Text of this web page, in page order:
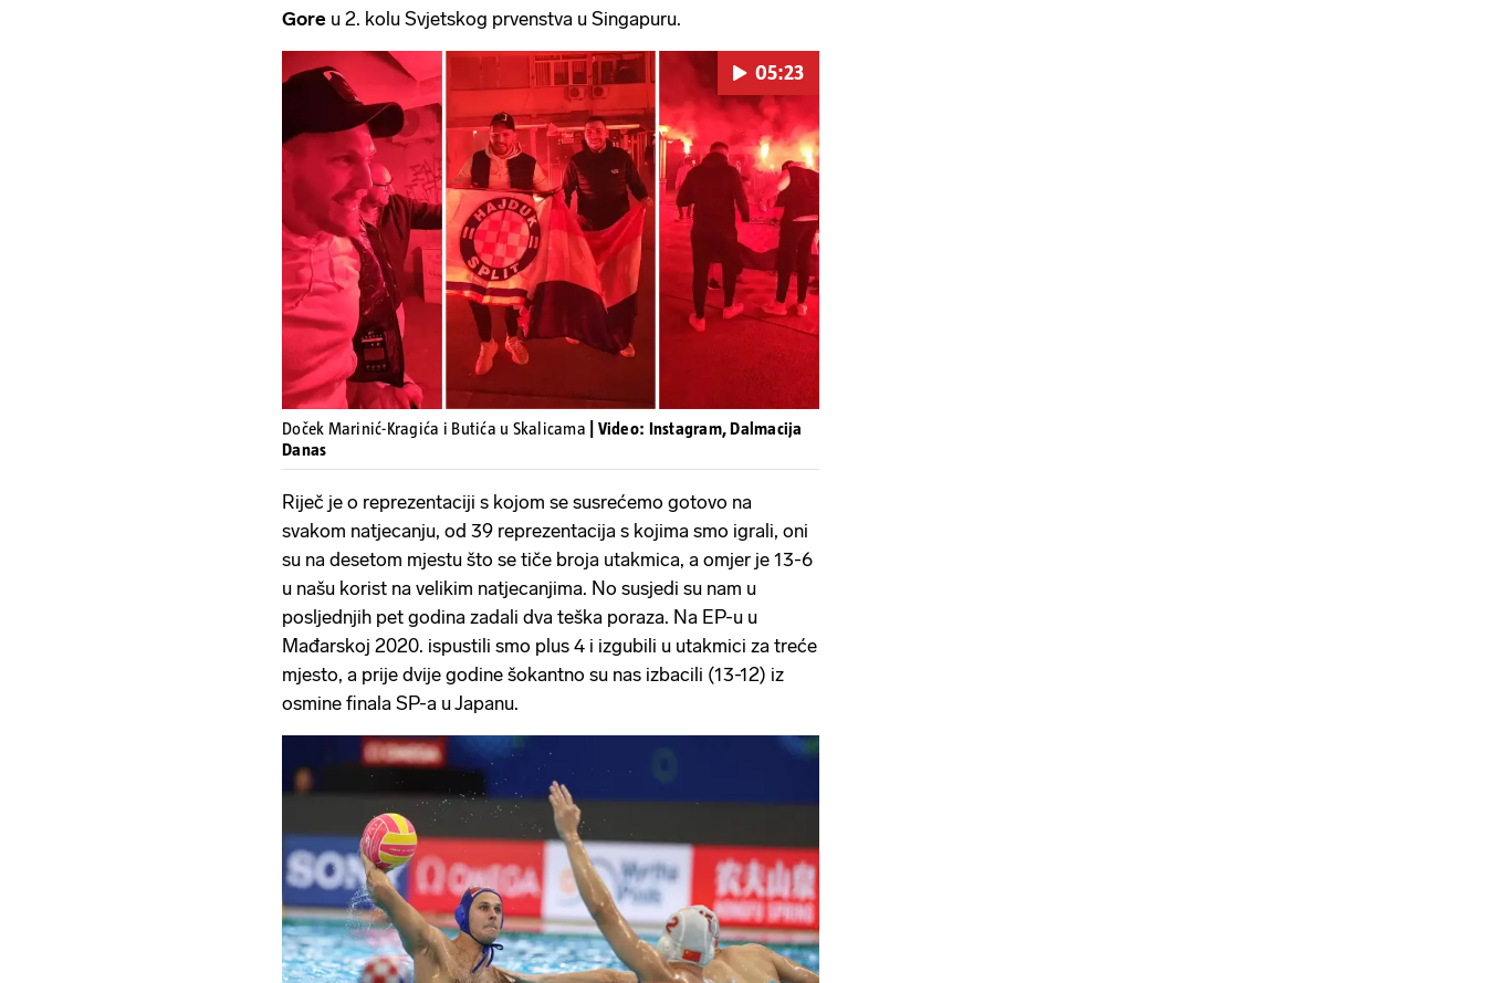
Gore u 2. kolu Svjetskog prvenstva u Singapuru.
Pokretanje videa...
05:23
Doček Marinić-Kragića i Butića u Skalicama
| Video: Instagram, Dalmacija
Danas
Riječ je o reprezentaciji s kojom se susrećemo gotovo na
svakom natjecanju, od 39 reprezentacija s kojima smo igrali, oni
su na desetom mjestu što se tiče broja utakmica, a omjer je 13-6
u našu korist na velikim natjecanjima. No susjedi su nam u
posljednjih pet godina zadali dva teška poraza. Na EP-u u
Mađarskoj 2020. ispustili smo plus 4 i izgubili u utakmici za treće
mjesto, a prije dvije godine šokantno su nas izbacili (13-12) iz
osmine finala SP-a u Japanu.